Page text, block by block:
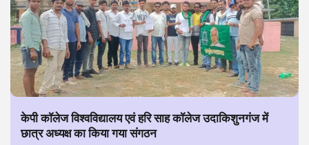
केपी कॉलेज विश्वविद्यालय एवं हरि साह कॉलेज उदाकिशुनगंज में
छात्र अध्यक्ष का किया गया संगठन